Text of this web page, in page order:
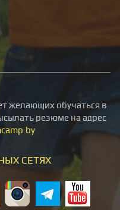
желающих обучаться в
резюме на адрес
СЕТЯХ